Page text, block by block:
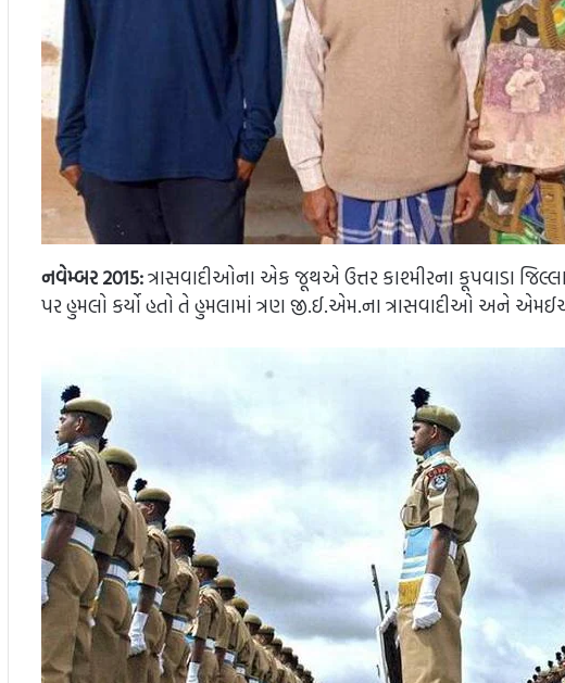
નવેમ્બર 2015:ત્રાસવાદીઓના એક જૂથએ ઉત્તર કાશ્મીરના કૂપવાડા
પર હુમલો કર્યો હતો તે હુમલામાં ત્રણ જી.ઈ.એમ.ના ત્રાસવાદીઓ અને